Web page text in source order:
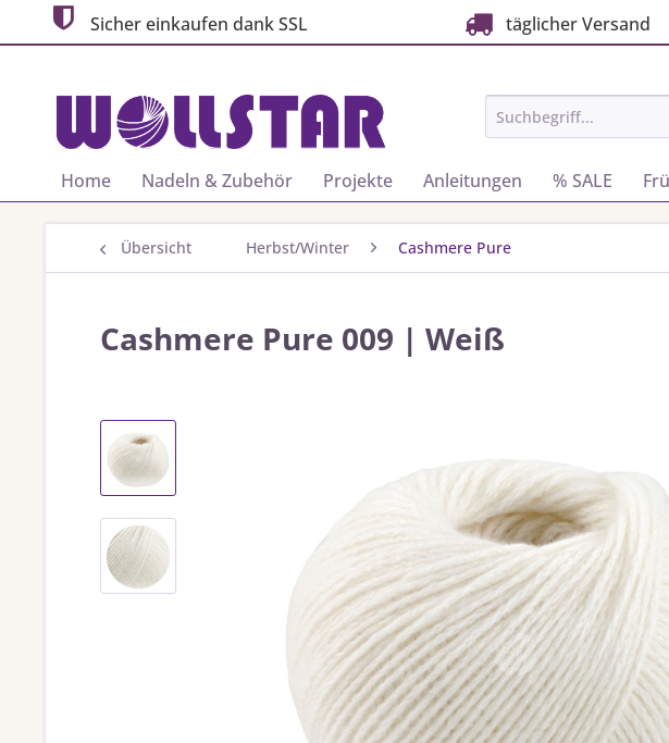
Sicher einkaufen dank SSL täglicher Versand
Home Nadeln & Zubehör Projekte Anleitungen % SALE
Übersicht Herbst/Winter Cashmere Pure
Cashmere Pure 009 | Weiß